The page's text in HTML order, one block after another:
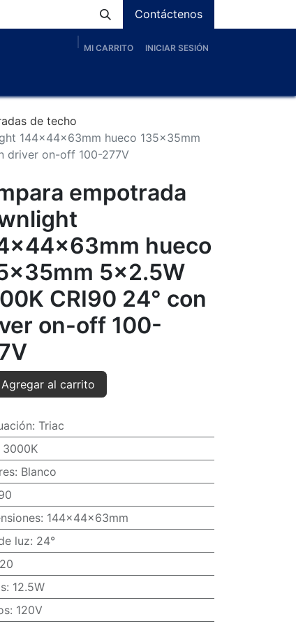
Contáctenos
MI CARRITO INICIAR SESIÓN
de techo
144x44x63mm hueco 135x35mm
driver on-off 100-277V
empotrada
hueco
5x2.5W
CRI90 24° con
on-off 100-
Agregar al carrito
: Triac
3000K
: Blanco
: 144x44x63mm
luz: 24°
: 12.5W
: 120V